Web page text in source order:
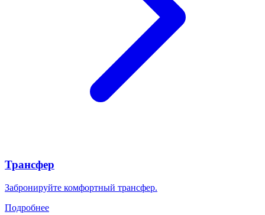
Трансфер
Забронируйте комфортный трансфер.
Подробнее